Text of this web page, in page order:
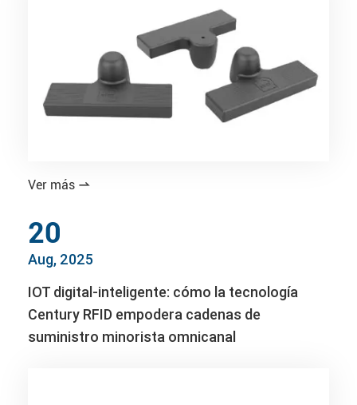
Ver más 
20
Aug, 2025
IOT digital-inteligente: cómo la tecnología
Century RFID empodera cadenas de
suministro minorista omnicanal